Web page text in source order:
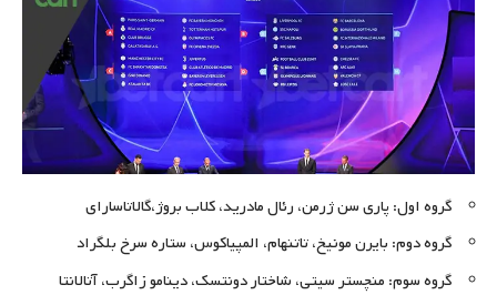
گروه اول: پاری سن ژرمن، رئال مادرید،‌ کلاب بروژ،‌گالاتاسارای
گروه دوم: بایرن مونیخ،‌ تاتنهام، المپیاکوس، ستاره سرخ بلگراد
گروه سوم: منچستر سیتی، شاختار دونتسک، دینامو زاگرب، آتالانتا